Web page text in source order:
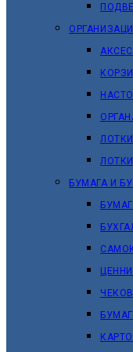
БУМАГА И